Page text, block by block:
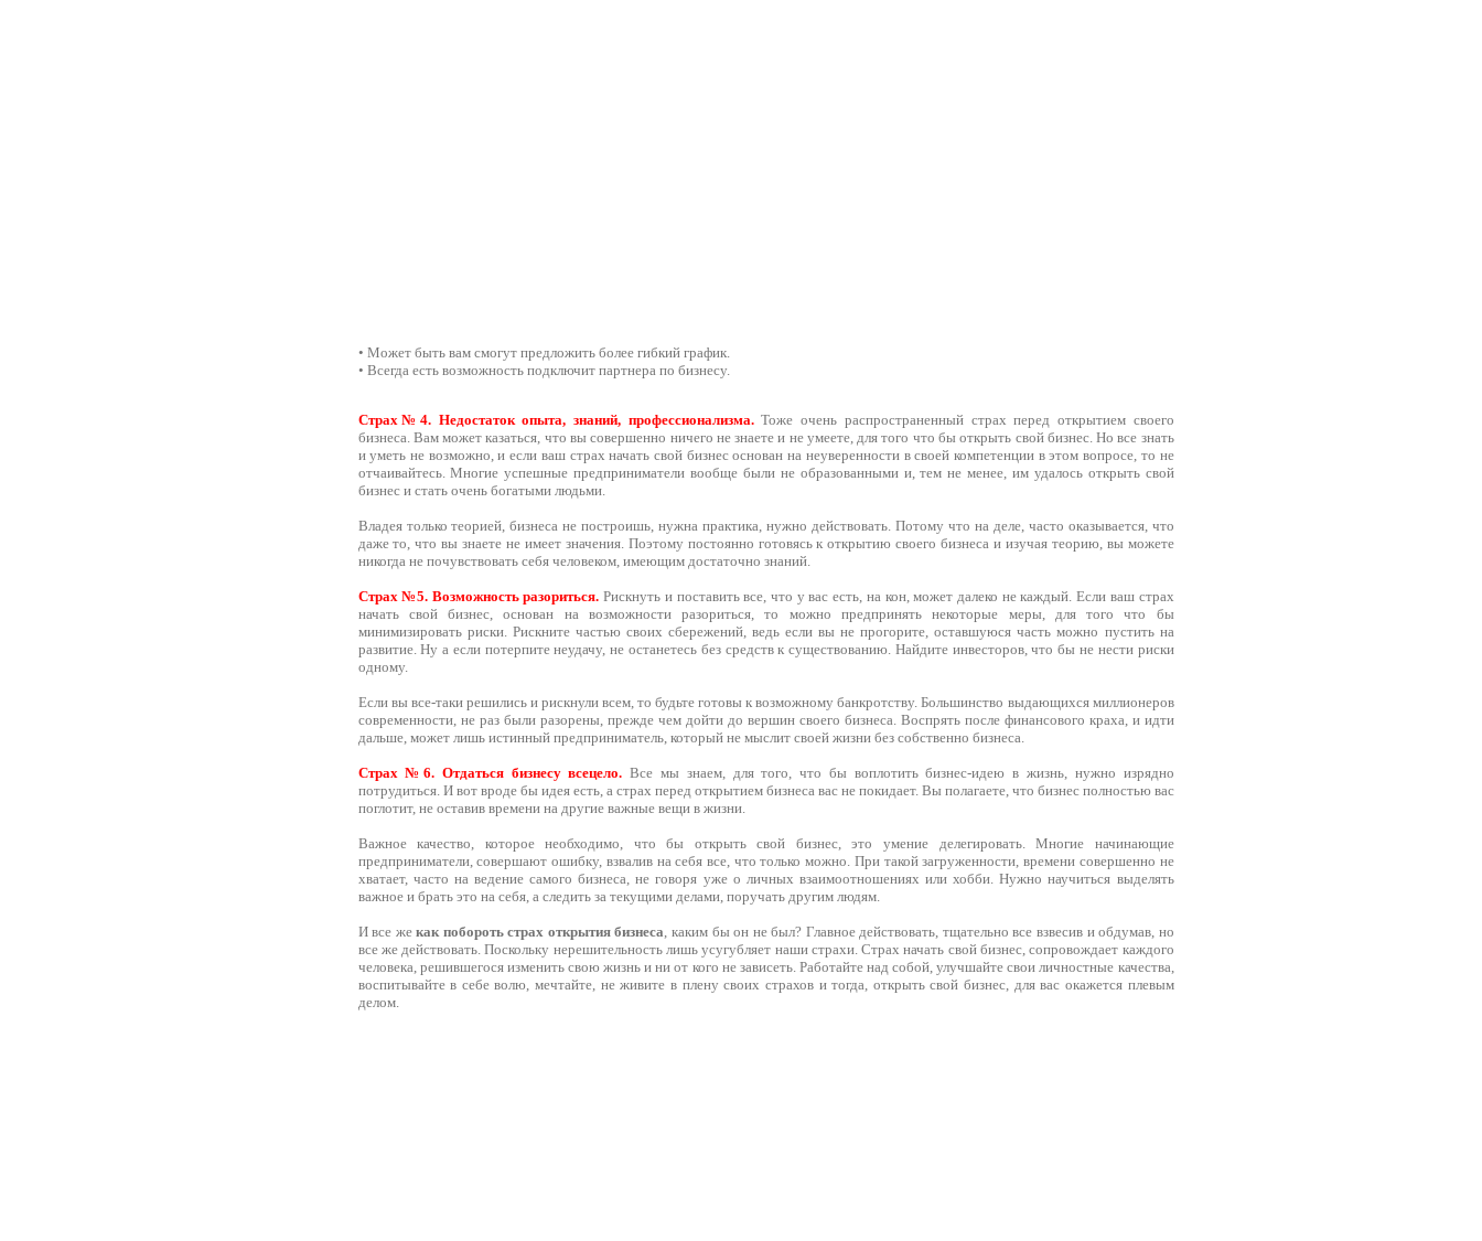
• Может быть вам смогут предложить более гибкий график.
• Всегда есть возможность подключит партнера по бизнесу.
Страх№4. Недостаток опыта, знаний, профессионализма.Тоже очень распространенный страх перед открытием своего
бизнеса. Вам может казаться, что вы совершенно ничего не знаете и не умеете, для того что бы открыть свой бизнес. Но все знать
и уметь не возможно, и если ваш страх начать свой бизнес основан на неуверенности в своей компетенции в этом вопросе, то не
отчаивайтесь. Многие успешные предприниматели вообще были не образованными и, тем не менее, им удалось открыть свой
бизнес и стать очень богатыми людьми.
Владея только теорией, бизнеса не построишь, нужна практика, нужно действовать. Потому что на деле, часто оказывается, что
даже то, что вы знаете не имеет значения. Поэтому постоянно готовясь к открытию своего бизнеса и изучая теорию, вы можете
никогда не почувствовать себя человеком, имеющим достаточно знаний.
Страх №5. Возможность разориться. Рискнуть и поставить все, что у вас есть, на кон, может далеко не каждый. Если ваш страх
начать свой бизнес, основан на возможности разориться, то можно предпринять некоторые меры, для того что бы
минимизировать риски. Рискните частью своих сбережений, ведь если вы не прогорите, оставшуюся часть можно пустить на
развитие. Ну а если потерпите неудачу, не останетесь без средств к существованию. Найдите инвесторов, что бы не нести риски
одному.
Если вы все-таки решились и рискнули всем, то будьте готовы к возможному банкротству. Большинство выдающихся миллионеров
современности, не раз были разорены, прежде чем дойти до вершин своего бизнеса. Воспрять после финансового краха, и идти
дальше, может лишь истинный предприниматель, который не мыслит своей жизни без собственно бизнеса.
Страх №6. Отдаться бизнесу всецело. Все мы знаем, для того, что бы воплотить бизнес-идею в жизнь, нужно изрядно
потрудиться. И вот вроде бы идея есть, а страх перед открытием бизнеса вас не покидает. Вы полагаете, что бизнес полностью вас
поглотит, не оставив времени на другие важные вещи в жизни.
Важное качество, которое необходимо, что бы открыть свой бизнес, это умение делегировать. Многие начинающие
предприниматели, совершают ошибку, взвалив на себя все, что только можно. При такой загруженности, времени совершенно не
хватает, часто на ведение самого бизнеса, не говоря уже о личных взаимоотношениях или хобби. Нужно научиться выделять
важное и брать это на себя, а следить за текущими делами, поручать другим людям.
И все жекак побороть страх открытия бизнеса , каким бы он не был? Главное действовать, тщательно все взвесив и обдумав, но
все же действовать. Поскольку нерешительность лишь усугубляет наши страхи. Страх начать свой бизнес, сопровождает каждого
человека, решившегося изменить свою жизнь и ни от кого не зависеть. Работайте над собой, улучшайте свои личностные качества,
воспитывайте в себе волю, мечтайте, не живите в плену своих страхов и тогда, открыть свой бизнес, для вас окажется плевым
делом.